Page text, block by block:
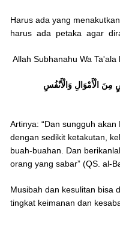
Harus ada yang
harus ada petaka agar
Allah Subhanahu Wa Ta'ala
مِنَ الْأَمْوَالِ وَالْأَنْفُسِ
Artinya: “Dan sungguh
dengan sedikit ketakutan,
buah-buahan. Dan
orang yang sabar” (QS. al-
Musibah dan kesulitan bisa
tingkat keimanan dan